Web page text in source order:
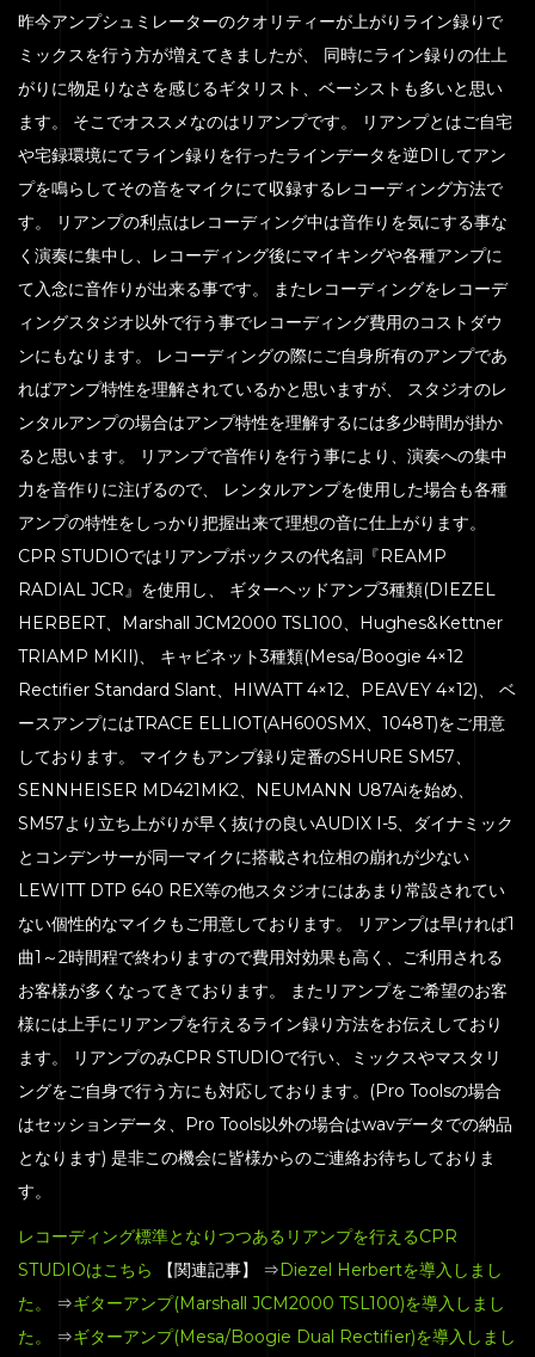
SERVICE
ENGENEER
PRICE
ACCESS
CONTACT
昨今アンプシュミレーターのクオリティーが上がりライン録りで
ミックスを行う方が増えてきましたが、 同時にライン録りの仕上
がりに物足りなさを感じるギタリスト、ベーシストも多いと思い
ます。 そこでオススメなのはリアンプです。 リアンプとはご自宅
や宅録環境にてライン録りを行ったラインデータを逆DIしてアン
プを鳴らしてその音をマイクにて収録するレコーディング方法で
す。 リアンプの利点はレコーディング中は音作りを気にする事な
く演奏に集中し、レコーディング後にマイキングや各種アンプに
て入念に音作りが出来る事です。 またレコーディングをレコーデ
ィングスタジオ以外で行う事でレコーディング費用のコストダウ
ンにもなります。 レコーディングの際にご自身所有のアンプであ
ればアンプ特性を理解されているかと思いますが、 スタジオのレ
ンタルアンプの場合はアンプ特性を理解するには多少時間が掛か
ると思います。 リアンプで音作りを行う事により、演奏への集中
力を音作りに注げるので、 レンタルアンプを使用した場合も各種
アンプの特性をしっかり把握出来て理想の音に仕上がります。
CPR STUDIOではリアンプボックスの代名詞『REAMP
RADIAL JCR』を使用し、 ギターヘッドアンプ3種類(DIEZEL
HERBERT、Marshall JCM2000 TSL100、Hughes&Kettner
TRIAMP MKII)、 キャビネット3種類(Mesa/Boogie 4×12
Rectifier Standard Slant、HIWATT 4×12、PEAVEY 4×12)、 ベ
ースアンプにはTRACE ELLIOT(AH600SMX、1048T)をご用意
しております。 マイクもアンプ録り定番のSHURE SM57、
SENNHEISER MD421MK2、NEUMANN U87Aiを始め、
SM57より立ち上がりが早く抜けの良いAUDIX I-5、ダイナミック
とコンデンサーが同一マイクに搭載され位相の崩れが少ない
LEWITT DTP 640 REX等の他スタジオにはあまり常設されてい
ない個性的なマイクもご用意しております。 リアンプは早ければ1
曲1～2時間程で終わりますので費用対効果も高く、ご利用される
お客様が多くなってきております。 またリアンプをご希望のお客
様には上手にリアンプを行えるライン録り方法をお伝えしており
ます。 リアンプのみCPR STUDIOで行い、ミックスやマスタリ
ングをご自身で行う方にも対応しております。(Pro Toolsの場合
はセッションデータ、Pro Tools以外の場合はwavデータでの納品
となります) 是非この機会に皆様からのご連絡お待ちしておりま
す。
レコーディング標準となりつつあるリアンプを行えるCPR
STUDIOはこちら
【関連記事】 ⇒Diezel Herbertを導入しまし
た。
⇒ギターアンプ(Marshall JCM2000 TSL100)を導入しまし
た。
⇒ギターアンプ(Mesa/Boogie Dual Rectifier)を導入しまし